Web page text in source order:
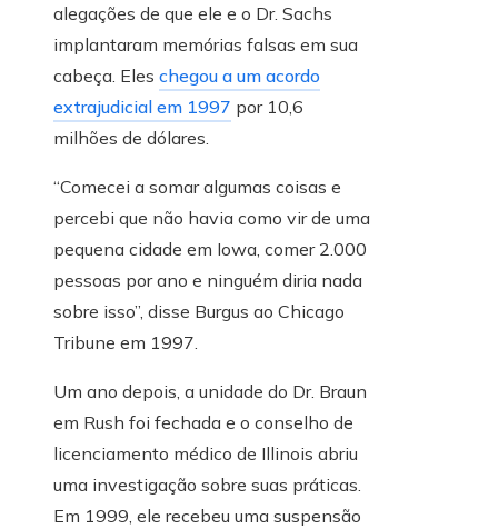
alegações de que ele e o Dr. Sachs
implantaram memórias falsas em sua
cabeça. Eles chegou a um acordo
extrajudicial em 1997 por 10,6
milhões de dólares.
“Comecei a somar algumas coisas e
percebi que não havia como vir de uma
pequena cidade em Iowa, comer 2.000
pessoas por ano e ninguém diria nada
sobre isso”, disse Burgus ao Chicago
Tribune em 1997.
Um ano depois, a unidade do Dr. Braun
em Rush foi fechada e o conselho de
licenciamento médico de Illinois abriu
uma investigação sobre suas práticas.
Em 1999, ele recebeu uma suspensão